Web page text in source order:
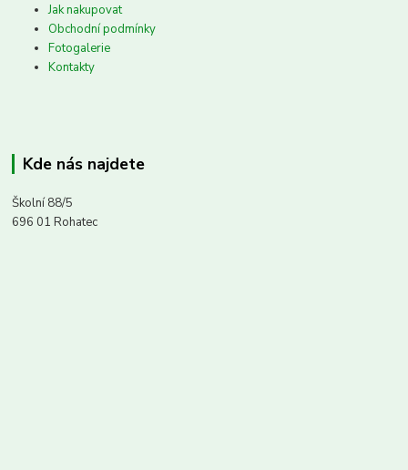
Jak nakupovat
Obchodní podmínky
Fotogalerie
Kontakty
Kde nás najdete
Školní 88/5
696 01 Rohatec